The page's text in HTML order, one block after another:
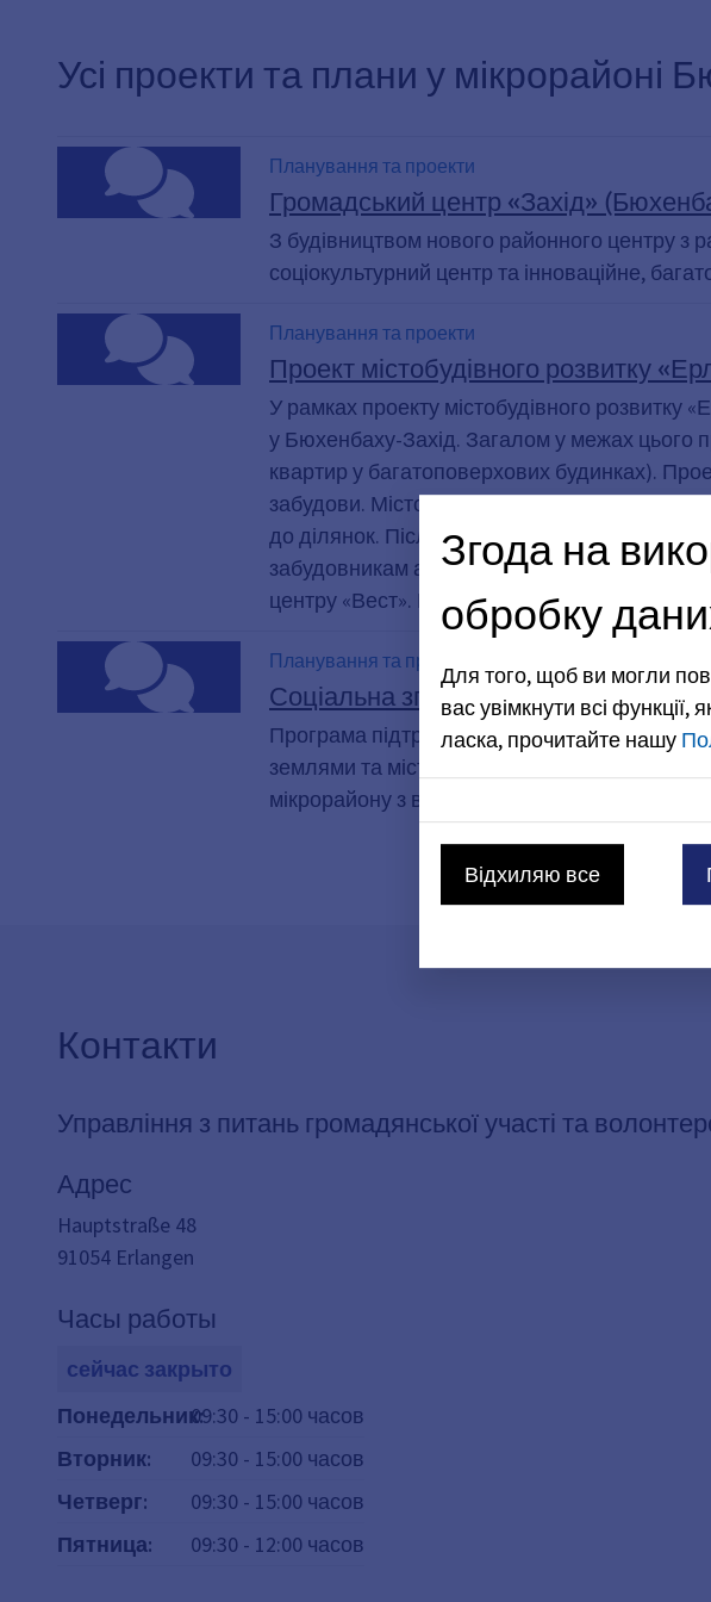
Усі проекти та плани у мікрорайоні
Планування та проекти
Громадський центр «Захід»
З будівництвом нового районного центру з
соціокультурний центр та інноваційне,
Планування та проекти
Проект містобудівного розвитку
У рамках проекту містобудівного розвитку
у Бюхенбаху-Захід. Загалом у межах цього
квартир у багатоповерхових будинках).
забудови. Місто викуповує земельні
до ділянок. Після цього місто продає
забудовникам або будівельним
центру «Вест». Наразі міські земельні
Планування та проекти
Соціальна згуртованість «Бюхенбах-
Програма підтримки містобудування
землями та містами, має на меті шляхом
мікрорайону з високою якістю життя та
Контакти
Управління з питань громадянської участі та
Адрес
Hauptstraße 48
91054 Erlangen
Часы работы
сейчас закрыто
Понедельник:
09:30 - 15:00 часов
Вторник: 09:30 - 15:00 часов
Четверг: 09:30 - 15:00 часов
Пятница: 09:30 - 12:00 часов
Згода на
обробку
Для того, щоб ви могли
вас увімкнути всі
ласка, прочитайте нашу
Відхиляю все